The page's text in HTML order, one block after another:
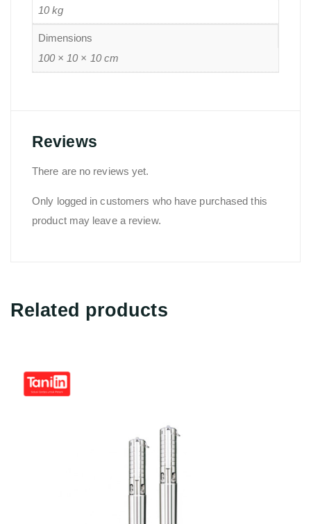
10 kg
Dimensions
100 × 10 × 10 cm
Reviews
There are no reviews yet.
Only logged in customers who have purchased this
product may leave a review.
Related products